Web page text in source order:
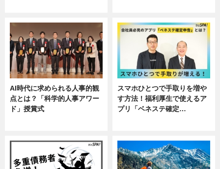
AI時代に求められる人事的観
点とは？「科学的人事アワー
ド」授賞式
スマホひとつで手取りを増や
す方法！福利厚生で使えるア
プリ「ベネステ確定…